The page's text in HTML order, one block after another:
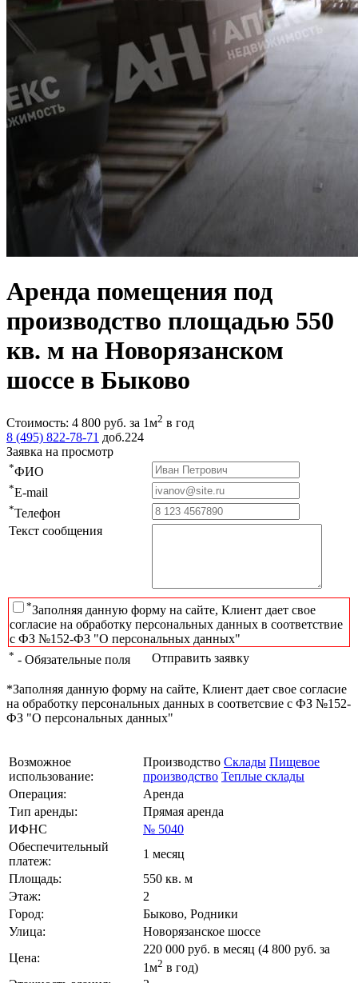
Аренда помещения под
производство площадью 550
кв. м на Новорязанском
шоссе в Быково
Стоимость: 4 800 руб. за 1м2 в год
8 (495) 822-78-71 доб.224
Заявка на просмотр
*ФИО
*E-mail
*Телефон
Текст сообщения
*Заполняя данную форму на сайте, Клиент дает свое
согласие на обработку персональных данных в соответствие
с ФЗ №152-ФЗ "О персональных данных"
* - Обязательные поля Отправить заявку
*Заполняя данную форму на сайте, Клиент дает свое согласие
на обработку персональных данных в соответсвие с ФЗ №152-
ФЗ "О персональных данных"
Возможное
использование:
Производство Склады Пищевое
производство Теплые склады
Операция:
Аренда
Тип аренды:
Прямая аренда
ИФНС
№ 5040
Обеспечительный
платеж:
1 месяц
Площадь:
550 кв. м
Этаж:
2
Город:
Быково, Родники
Улица:
Новорязанское шоссе
Цена:
220 000 руб. в месяц (4 800 руб. за
1м2 в год)